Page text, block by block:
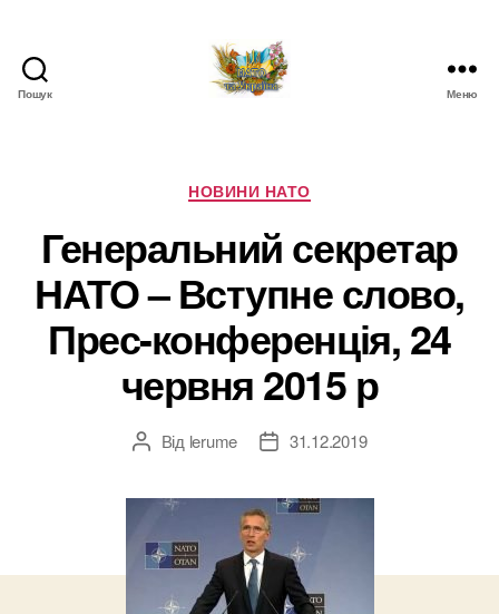
Пошук
Новини
про
НАТО
в
Україні
Меню
Категорії
НОВИНИ НАТО
Генеральний секретар
НАТО – Вступне слово,
Прес-конференція, 24
червня 2015 р
Автор
Від lerume
Дата31.12.2019